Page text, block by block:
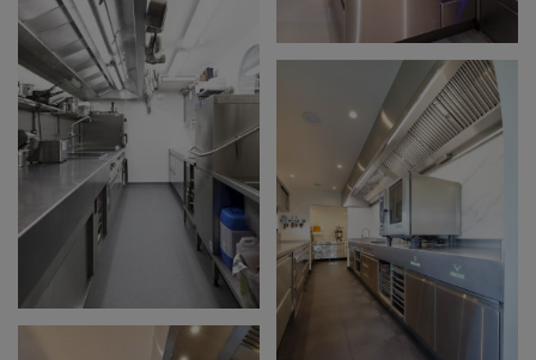
ONISM
OPEN KEUKEN VOOR
MEAT 44 MET
WARMTESTRALER
ALS EYECATCHER
ZARZA LEUVEN